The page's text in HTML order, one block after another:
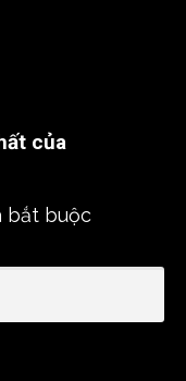
của
bắt buộc